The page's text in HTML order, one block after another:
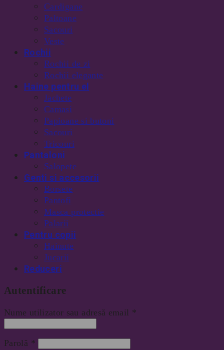
Cardigane
Paltoane
Sacouri
Veste
Rochii
Rochii de zi
Rochii elegante
Haine pentru el
Jachete
Camasi
Papioane si butoni
Sacouri
Tricouri
Pantaloni
Salopete
Genti si accesorii
Borsete
Pantofi
Masca protectie
Palarii
Pentru copii
Hainute
Jucarii
Reduceri
Autentificare
Nume utilizator sau adresă email *
Parolă *